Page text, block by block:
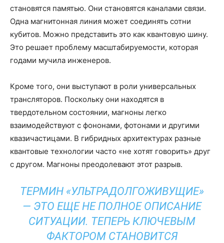
становятся памятью. Они становятся каналами связи.
Одна магнитонная линия может соединять сотни
кубитов. Можно представить это как квантовую шину.
Это решает проблему масштабируемости, которая
годами мучила инженеров.
Кроме того, они выступают в роли универсальных
трансляторов. Поскольку они находятся в
твердотельном состоянии, магноны легко
взаимодействуют с фононами, фотонами и другими
квазичастицами. В гибридных архитектурах разные
квантовые технологии часто «не хотят говорить» друг
с другом. Магноны преодолевают этот разрыв.
ТЕРМИН «УЛЬТРАДОЛГОЖИВУЩИЕ»
— ЭТО ЕЩЕ НЕ ПОЛНОЕ ОПИСАНИЕ
СИТУАЦИИ. ТЕПЕРЬ КЛЮЧЕВЫМ
ФАКТОРОМ СТАНОВИТСЯ